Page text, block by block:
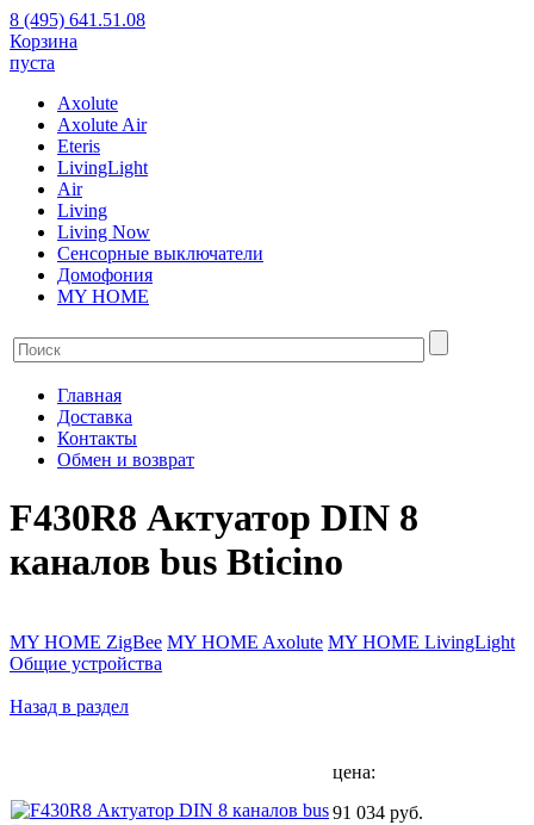
8 (495) 641.51.08
Корзина
пуста
Axolute
Axolute Air
Eteris
LivingLight
Air
Living
Living Now
Сенсорные выключатели
Домофония
MY HOME
Главная
Доставка
Контакты
Обмен и возврат
F430R8 Актуатор DIN 8
каналов bus Bticino
MY HOME ZigBee MY HOME Axolute MY HOME LivingLight
Общие устройства
Назад в раздел
цена:
91 034 руб.